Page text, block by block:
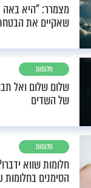
מצמרר: "היא באה
שאקיים את
חלומות
שלום שלום ואל
של השדים
חלומות
חלומות שווא
הסימנים בחלומות